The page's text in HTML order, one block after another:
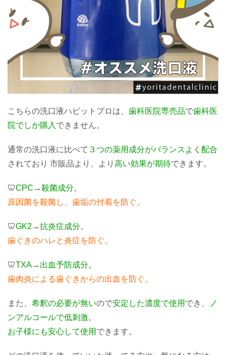
こちらの洗口液ハビットプロは、 歯科医院専売品で歯科医
院でしか購入 できません。
通常の洗口液に比べて ３つの薬用成分がバランスよく配合
されており 市販品より、より 高い効果が期待できます。
🦷CPC →殺菌成分。
原因菌を殺菌し、歯垢の付着を防ぐ。
🦷GK2 →抗炎症成分。
歯ぐきのハレと炎症を防ぐ。
🦷TXA→ 出血予防成分。
歯肉炎による歯ぐきからの出血を防ぐ。
また、 希釈の必要が無いので安定した濃度で使用 でき、
ノ
ンアルコールで低刺激。
お子様にも安心して使用 できます。